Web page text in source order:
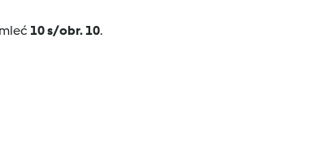
10 s/obr. 10.